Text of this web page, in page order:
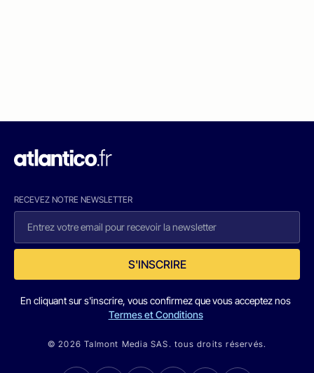
RECEVEZ NOTRE NEWSLETTER
S'INSCRIRE
En cliquant sur s'inscrire, vous confirmez que vous acceptez nos
Termes et Conditions
© 2026 Talmont Media SAS. tous droits réservés.